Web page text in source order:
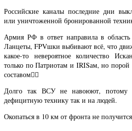
Российские каналы последние дни
или уничтоженной бронированной
Армия РФ в ответ направила в
Ланцеты, FPVшки выбивают всё, что
какое-то невероятное количество
только по Патриотам и IRISам, но
составом🤷‍♂️
Долго так ВСУ не навоюют, потому
дефицитную технику так и на людей.
Окопаться в 10 км от фронта не